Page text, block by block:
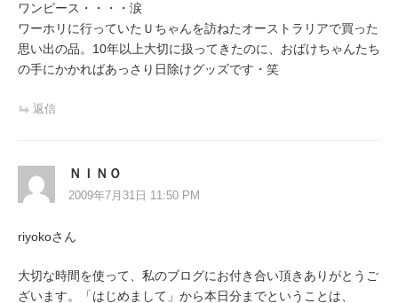
ワンピース・・・・涙
ワーホリに行っていたＵちゃんを訪ねたオーストラリアで買った
思い出の品。10年以上大切に扱ってきたのに、おばけちゃんたち
の手にかかればあっさり日除けグッズです・笑
返信
ＮＩＮＯ
2009年7月31日 11:50 PM
riyokoさん
大切な時間を使って、私のブログにお付き合い頂きありがとうご
ざいます。「はじめまして」から本日分までということは、